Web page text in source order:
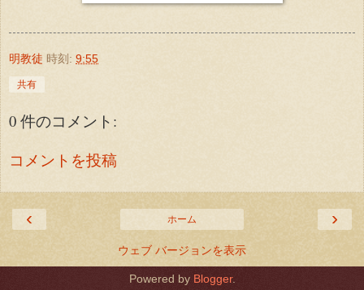
明教徒 時刻: 9:55
共有
0 件のコメント:
コメントを投稿
‹ ›
ホーム
ウェブ バージョンを表示
Powered by Blogger.